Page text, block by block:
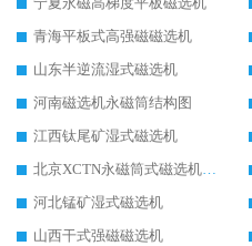
青海平板式高强磁磁选机
山东半逆流湿式磁选机
河南磁选机永磁筒结构图
江西钛尾矿湿式磁选机
北京XCTN永磁筒式磁选机磁块位置
河北锰矿湿式磁选机
山西干式强磁磁选机